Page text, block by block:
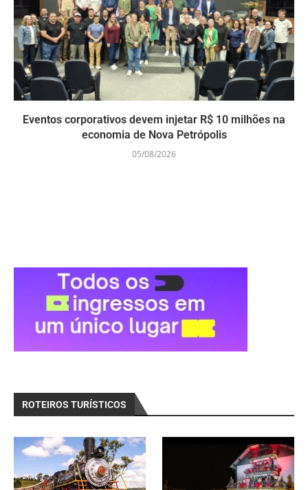
Eventos corporativos devem injetar R$ 10 milhões na
economia de Nova Petrópolis
05/08/2026
ROTEIROS TURÍSTICOS